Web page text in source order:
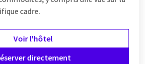
cadre.
Voir l'hôtel
directement